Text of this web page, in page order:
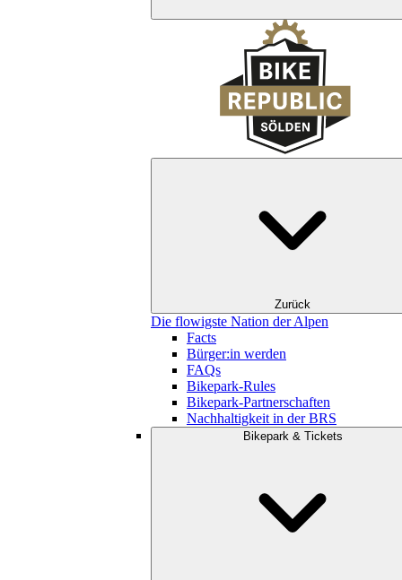
Zurück
Die flowigste Nation der Alpen
Facts
Bürger:in werden
FAQs
Bikepark-Rules
Bikepark-Partnerschaften
Nachhaltigkeit in der BRS
Bikepark & Tickets